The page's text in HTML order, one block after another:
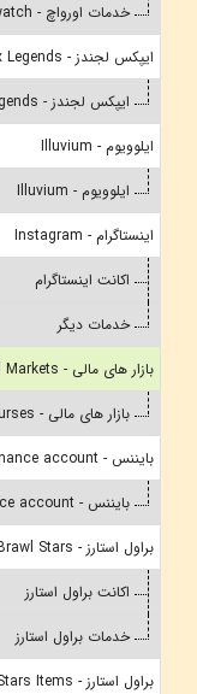
خدمات اورواچ - Overwatch
ایپکس لجندز - Apex Legends
ایپکس لجندز - Apex Legends
ایلوویوم - Illuvium
ایلوویوم - Illuvium
اینستاگرام - Instagram
اکانت اینستاگرام
خدمات دیگر
بازار های مالی - Financial Markets
بازار های مالی - Financial Markets Courses
بایننس - Binance account
بایننس - Binance account
براول استارز - Brawl Stars
اکانت براول استارز
خدمات براول استارز
براول استارز - Brawl Stars Items